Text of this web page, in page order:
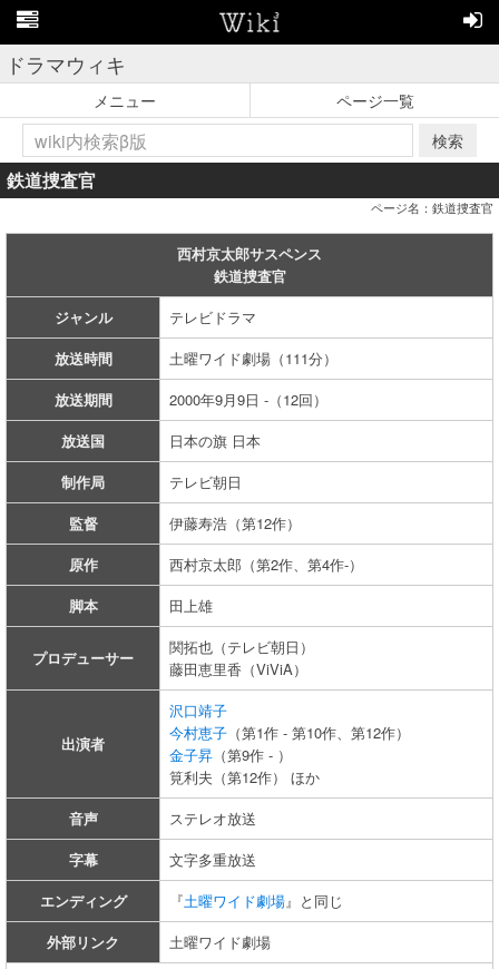
ドラマウィキ
メニュー
ページ一覧
検索
鉄道捜査官
ページ名：鉄道捜査官
西村京太郎サスペンス
鉄道捜査官
ジャンル
テレビドラマ
放送時間
土曜ワイド劇場（111分）
放送期間
2000年9月9日 -（12回）
放送国
日本の旗 日本
制作局
テレビ朝日
監督
伊藤寿浩（第12作）
原作
西村京太郎（第2作、第4作-）
脚本
田上雄
プロデューサー
関拓也（テレビ朝日）
藤田恵里香（ViViA）
出演者
沢口靖子
今村恵子 （第1作 - 第10作、第12作）
金子昇 （第9作 - ）
筧利夫（第12作） ほか
音声
ステレオ放送
字幕
文字多重放送
エンディング
『土曜ワイド劇場』と同じ
外部リンク
土曜ワイド劇場